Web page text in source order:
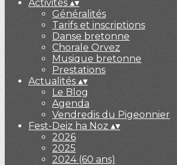
Activités ▴▾
Généralités
Tarifs et inscriptions
Danse bretonne
Chorale Orvez
Musique bretonne
Prestations
Actualités ▴▾
Le Blog
Agenda
Vendredis du Pigeonnier
Fest-Deiz ha Noz ▴▾
2026
2025
2024 (60 ans)